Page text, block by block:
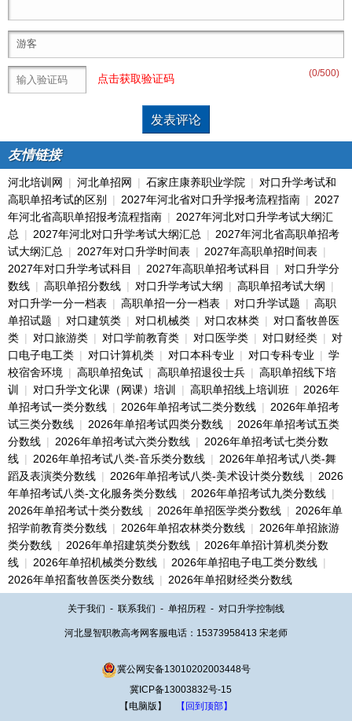
(0/500)
点击获取验证码
友情链接
河北培训网 | 河北单招网 | 石家庄康养职业学院 | 对口升学考试和
高职单招考试的区别
| 2027年河北省对口升学报考流程指南 | 2027
年河北省高职单招报考流程指南 | 2027年河北对口升学考试大纲汇
总 | 2027年河北对口升学考试大纲汇总 | 2027年河北省高职单招考
试大纲汇总 | 2027年对口升学时间表 | 2027年高职单招时间表 |
2027年对口升学考试科目
| 2027年高职单招考试科目 | 对口升学分
数线 | 高职单招分数线 | 对口升学考试大纲 | 高职单招考试大纲 |
对口升学一分一档表 | 高职单招一分一档表 | 对口升学试题 | 高职
单招试题 | 对口建筑类 | 对口机械类 | 对口农林类 | 对口畜牧兽医
类 | 对口旅游类 | 对口学前教育类 | 对口医学类 | 对口财经类 | 对
口电子电工类 | 对口计算机类 | 对口本科专业 | 对口专科专业 | 学
校宿舍环境 | 高职单招免试 | 高职单招退役士兵 | 高职单招线下培
训
| 对口升学文化课（网课）培训 | 高职单招线上培训班 | 2026年
单招考试一类分数线 | 2026年单招考试二类分数线 | 2026年单招考
试三类分数线 | 2026年单招考试四类分数线 | 2026年单招考试五类
分数线 | 2026年单招考试六类分数线 | 2026年单招考试七类分数
线 | 2026年单招考试八类-音乐类分数线 | 2026年单招考试八类-舞
蹈及表演类分数线 | 2026年单招考试八类-美术设计类分数线 | 2026
年单招考试八类-文化服务类分数线 | 2026年单招考试九类分数线 |
2026年单招考试十类分数线 | 2026年单招医学类分数线 | 2026年单
招学前教育类分数线 | 2026年单招农林类分数线 | 2026年单招旅游
类分数线 | 2026年单招建筑类分数线 | 2026年单招计算机类分数
线 | 2026年单招机械类分数线 | 2026年单招电子电工类分数线 |
2026年单招畜牧兽医类分数线 | 2026年单招财经类分数线
关于我们 - 联系我们 - 单招历程 - 对口升学控制线
河北显智职教高考网客服电话：15373958413 宋老师
冀公网安备13010202003448号
冀ICP备13003832号-15
【电脑版】
【回到顶部】